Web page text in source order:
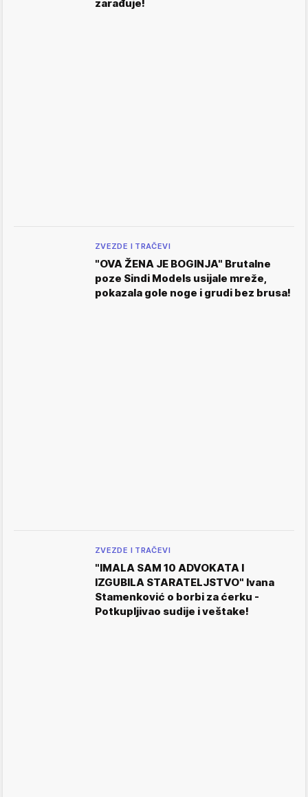
zarađuje!
ZVEZDE I TRAČEVI
"OVA ŽENA JE BOGINJA" Brutalne
poze Sindi Models usijale mreže,
pokazala gole noge i grudi bez brusa!
ZVEZDE I TRAČEVI
"IMALA SAM 10 ADVOKATA I
IZGUBILA STARATELJSTVO" Ivana
Stamenković o borbi za ćerku -
Potkupljivao sudije i veštake!